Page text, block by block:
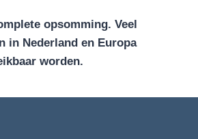
opsomming. Veel
in Nederland en Europa
worden.